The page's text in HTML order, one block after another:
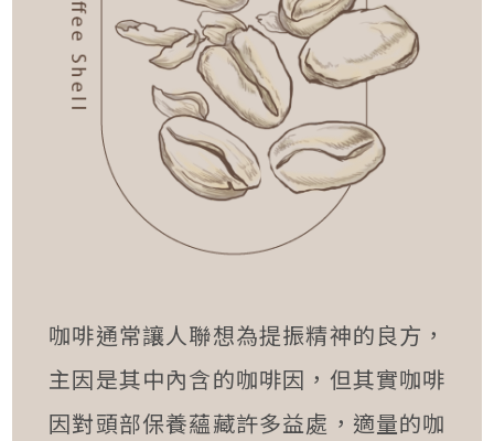
咖啡通常讓人聯想為提振精神的良方，
主因是其中內含的咖啡因，但其實咖啡
因對頭部保養蘊藏許多益處，適量的咖